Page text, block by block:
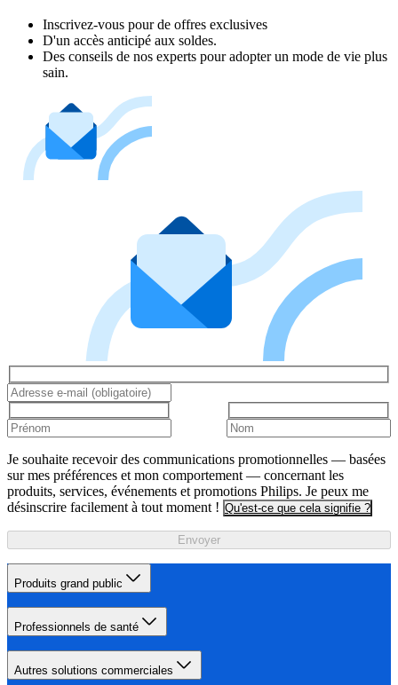
Inscrivez‑vous pour de offres exclusives
D'un accès anticipé aux soldes.
Des conseils de nos experts pour adopter un mode de vie plus
sain.
Je souhaite recevoir des communications promotionnelles — basées
sur mes préférences et mon comportement — concernant les
produits, services, événements et promotions Philips. Je peux me
désinscrire facilement à tout moment ! Qu'est-ce que cela signifie ?
Envoyer
Produits grand public
Professionnels de santé
Autres solutions commerciales